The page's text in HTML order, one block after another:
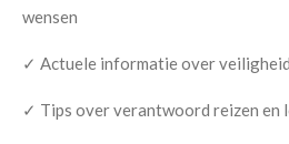
wensen
✓ Actuele informatie over
✓ Tips over verantwoord reizen en